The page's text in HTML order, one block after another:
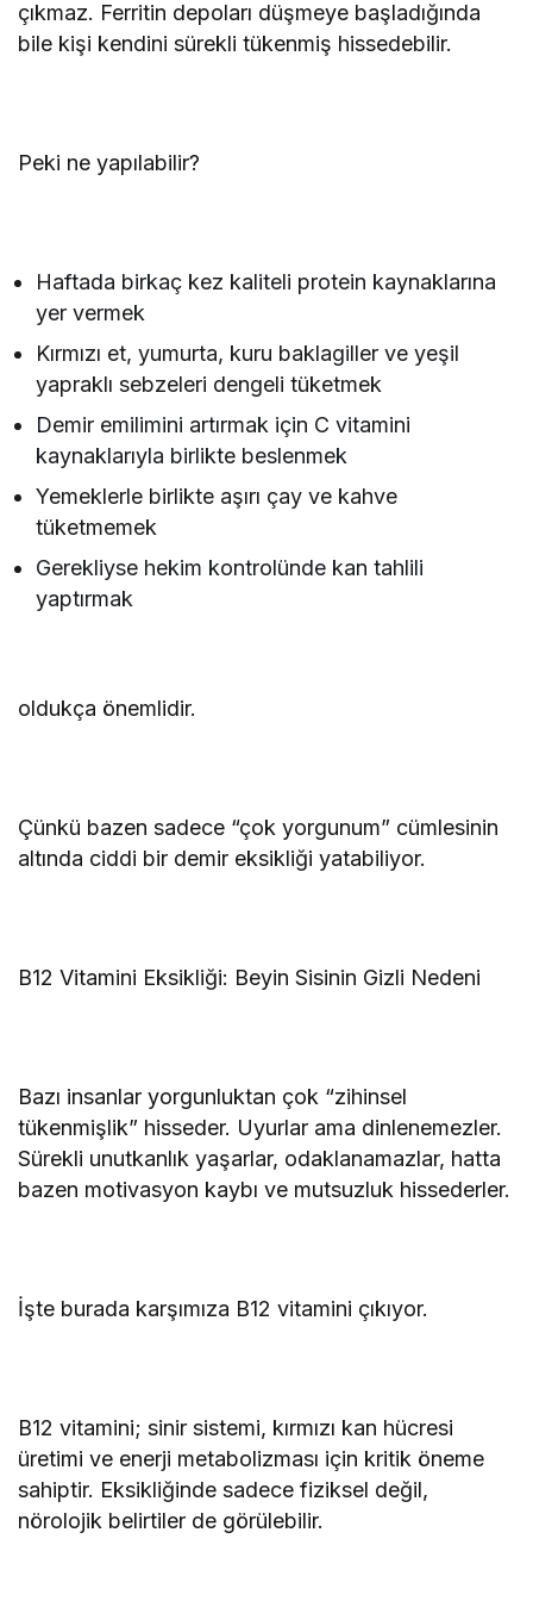
çıkmaz. Ferritin depoları düşmeye başladığında
bile kişi kendini sürekli tükenmiş hissedebilir.
Peki ne yapılabilir?
Haftada birkaç kez kaliteli protein kaynaklarına
yer vermek
Kırmızı et, yumurta, kuru baklagiller ve yeşil
yapraklı sebzeleri dengeli tüketmek
Demir emilimini artırmak için C vitamini
kaynaklarıyla birlikte beslenmek
Yemeklerle birlikte aşırı çay ve kahve
tüketmemek
Gerekliyse hekim kontrolünde kan tahlili
yaptırmak
oldukça önemlidir.
Çünkü bazen sadece “çok yorgunum” cümlesinin
altında ciddi bir demir eksikliği yatabiliyor.
B12 Vitamini Eksikliği: Beyin Sisinin Gizli Nedeni
Bazı insanlar yorgunluktan çok “zihinsel
tükenmişlik” hisseder. Uyurlar ama dinlenemezler.
Sürekli unutkanlık yaşarlar, odaklanamazlar, hatta
bazen motivasyon kaybı ve mutsuzluk hissederler.
İşte burada karşımıza B12 vitamini çıkıyor.
B12 vitamini; sinir sistemi, kırmızı kan hücresi
üretimi ve enerji metabolizması için kritik öneme
sahiptir. Eksikliğinde sadece fiziksel değil,
nörolojik belirtiler de görülebilir.